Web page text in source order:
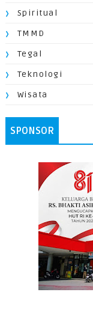
Spiritual
TMMD
Tegal
Teknologi
Wisata
SPONSOR